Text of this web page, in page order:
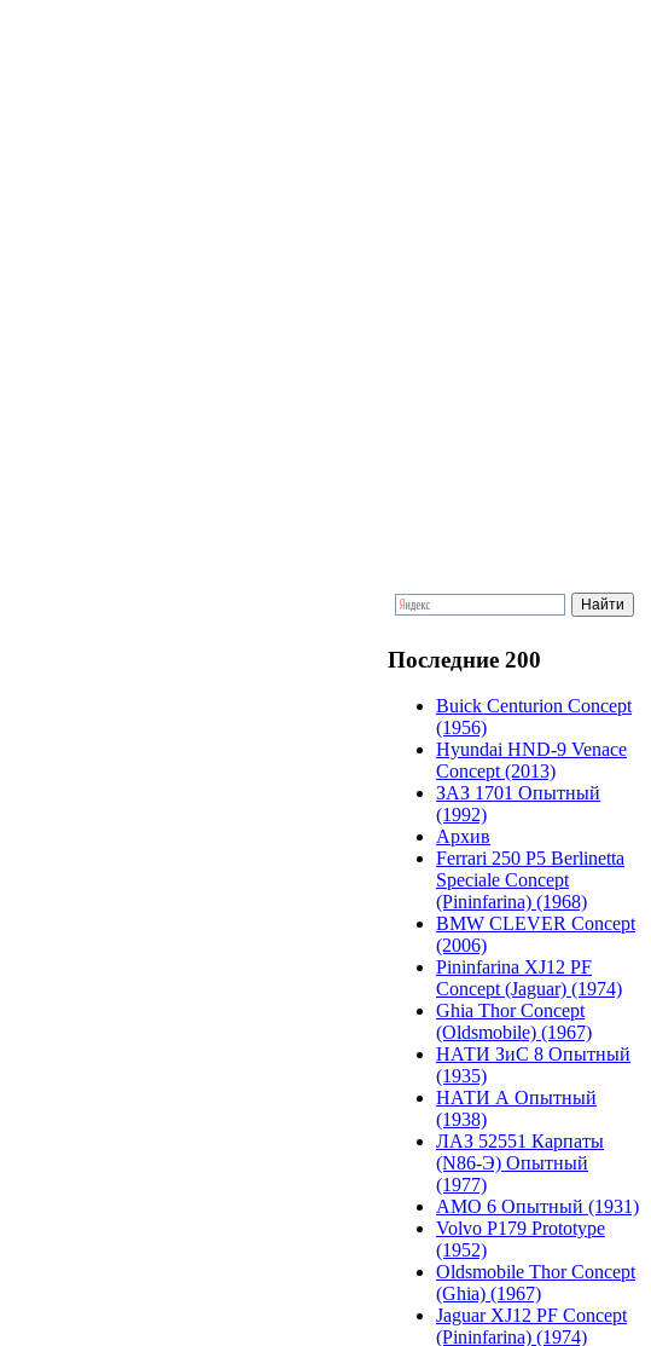
Последние 200
Buick Centurion Concept
(1956)
Hyundai HND-9 Venace
Concept (2013)
ЗАЗ 1701 Опытный
(1992)
Архив
Ferrari 250 P5 Berlinetta
Speciale Concept
(Pininfarina) (1968)
BMW CLEVER Concept
(2006)
Pininfarina XJ12 PF
Concept (Jaguar) (1974)
Ghia Thor Concept
(Oldsmobile) (1967)
НАТИ ЗиС 8 Опытный
(1935)
НАТИ А Опытный
(1938)
ЛАЗ 52551 Карпаты
(N86-Э) Опытный
(1977)
АМО 6 Опытный (1931)
Volvo P179 Prototype
(1952)
Oldsmobile Thor Concept
(Ghia) (1967)
Jaguar XJ12 PF Concept
(Pininfarina) (1974)